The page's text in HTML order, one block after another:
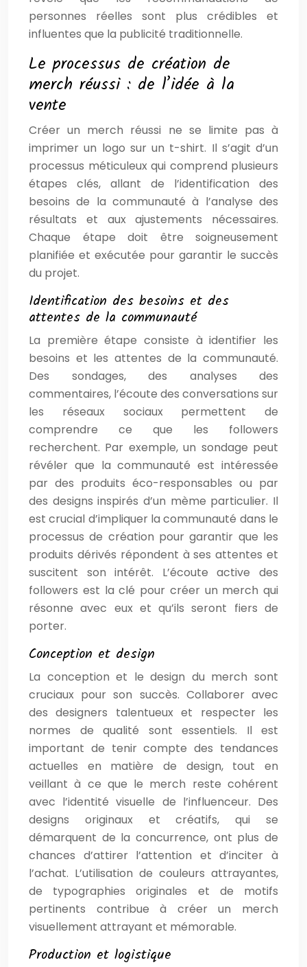
personnes réelles sont plus crédibles et
influentes que la publicité traditionnelle.
Le processus de création de
merch réussi : de l’idée à la
vente
Créer un merch réussi ne se limite pas à
imprimer un logo sur un t-shirt. Il s’agit d’un
processus méticuleux qui comprend plusieurs
étapes clés, allant de l’identification des
besoins de la communauté à l’analyse des
résultats et aux ajustements nécessaires.
Chaque étape doit être soigneusement
planifiée et exécutée pour garantir le succès
du projet.
Identification des besoins et des
attentes de la communauté
La première étape consiste à identifier les
besoins et les attentes de la communauté.
Des sondages, des analyses des
commentaires, l’écoute des conversations sur
les réseaux sociaux permettent de
comprendre ce que les followers
recherchent. Par exemple, un sondage peut
révéler que la communauté est intéressée
par des produits éco-responsables ou par
des designs inspirés d’un mème particulier. Il
est crucial d’impliquer la communauté dans le
processus de création pour garantir que les
produits dérivés répondent à ses attentes et
suscitent son intérêt. L’écoute active des
followers est la clé pour créer un merch qui
résonne avec eux et qu’ils seront fiers de
porter.
Conception et design
La conception et le design du merch sont
cruciaux pour son succès. Collaborer avec
des designers talentueux et respecter les
normes de qualité sont essentiels. Il est
important de tenir compte des tendances
actuelles en matière de design, tout en
veillant à ce que le merch reste cohérent
avec l’identité visuelle de l’influenceur. Des
designs originaux et créatifs, qui se
démarquent de la concurrence, ont plus de
chances d’attirer l’attention et d’inciter à
l’achat. L’utilisation de couleurs attrayantes,
de typographies originales et de motifs
pertinents contribue à créer un merch
visuellement attrayant et mémorable.
Production et logistique